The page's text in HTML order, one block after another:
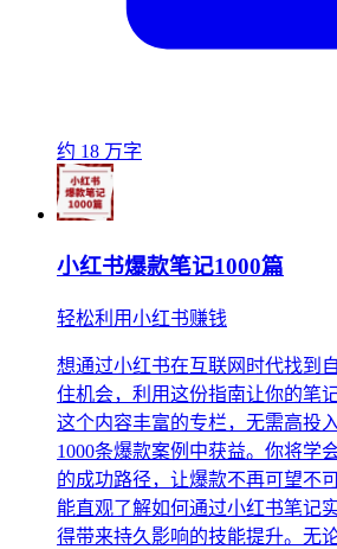
约 18 万字
小红书爆款笔记1000篇
轻松利用小红书赚钱
想通过小红书在互联网时代找到
住机会，利用这份指南让你的笔
这个内容丰富的专栏，无需高投
1000条爆款案例中获益。你将学
的成功路径，让爆款不再可望不
能直观了解如何通过小红书笔记
得带来持久影响的技能提升。无